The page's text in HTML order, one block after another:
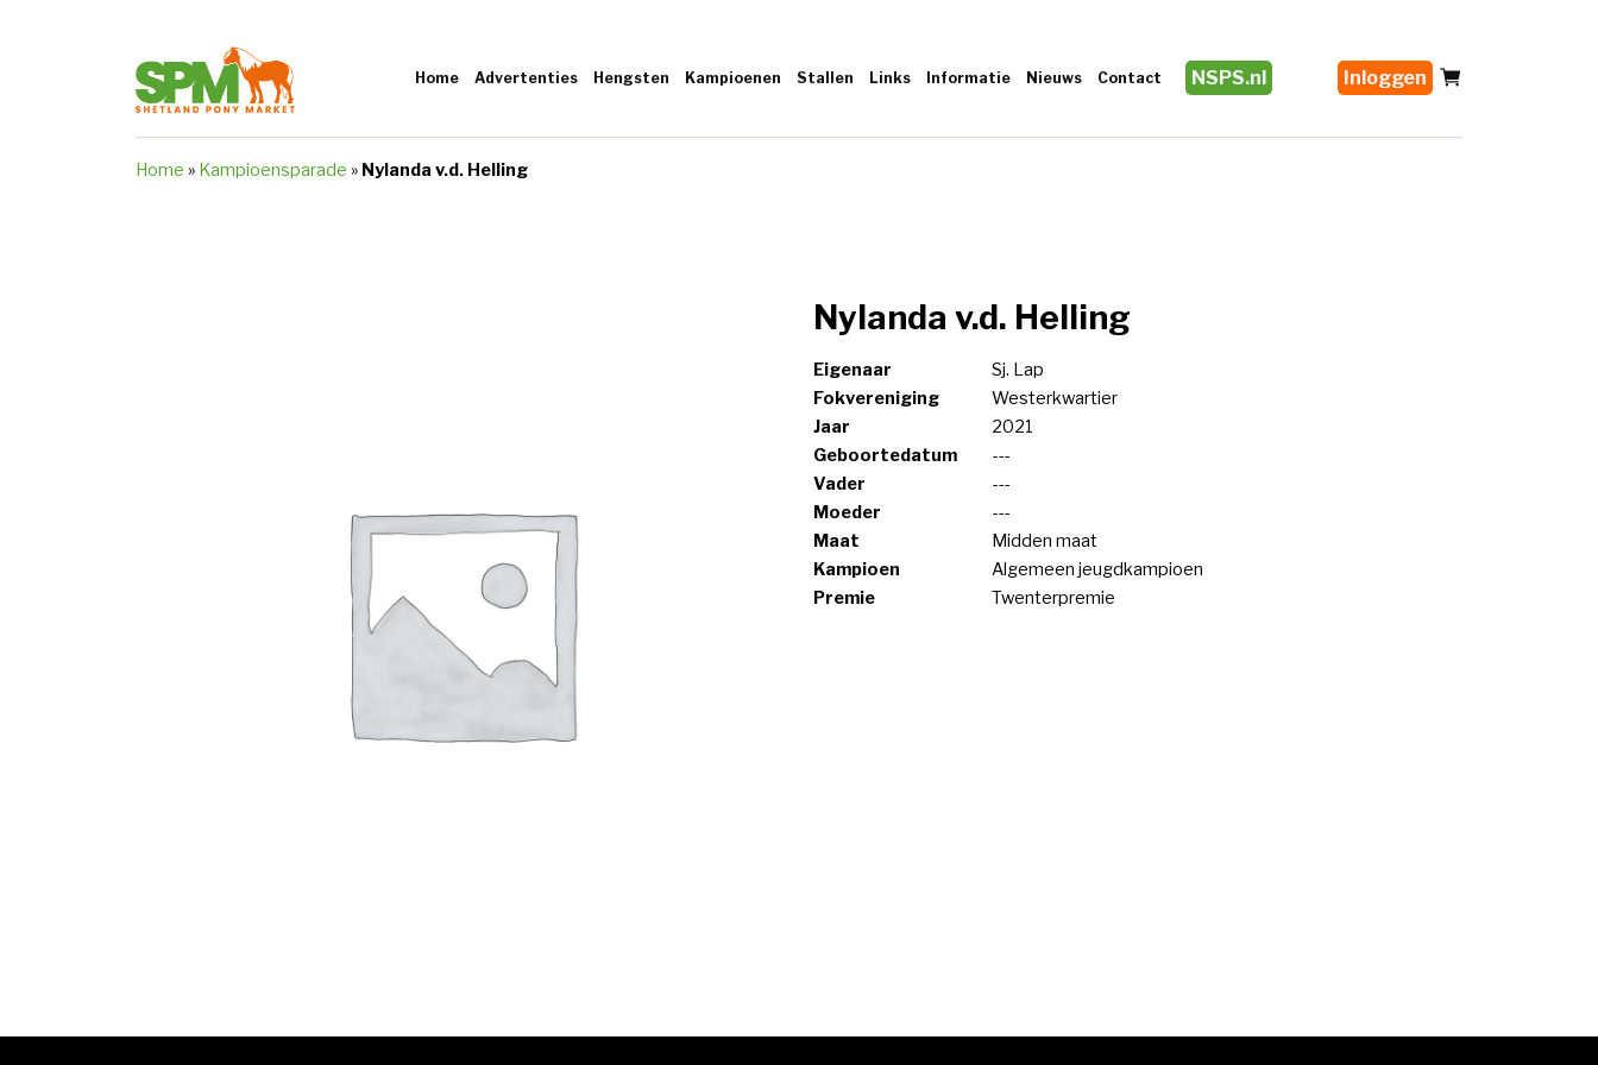
Home Advertenties Hengsten Kampioenen Stallen Links Informatie Nieuws Contact NSPS.nl Inloggen
Home » Kampioensparade » Nylanda v.d. Helling
Nylanda v.d. Helling
Eigenaar
Sj. Lap
Fokvereniging
Westerkwartier
Jaar
2021
Geboortedatum
---
Vader
---
Moeder
---
Maat
Midden maat
Kampioen
Algemeen jeugdkampioen
Premie
Twenterpremie